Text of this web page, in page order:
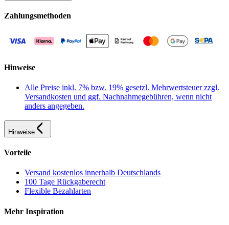
Zahlungsmethoden
Hinweise
Alle Preise inkl. 7% bzw. 19% gesetzl. Mehrwertsteuer zzgl.
Versandkosten und ggf. Nachnahmegebühren, wenn nicht
anders angegeben.
Hinweise
Vorteile
Versand kostenlos innerhalb Deutschlands
100 Tage Rückgaberecht
Flexible Bezahlarten
Mehr Inspiration